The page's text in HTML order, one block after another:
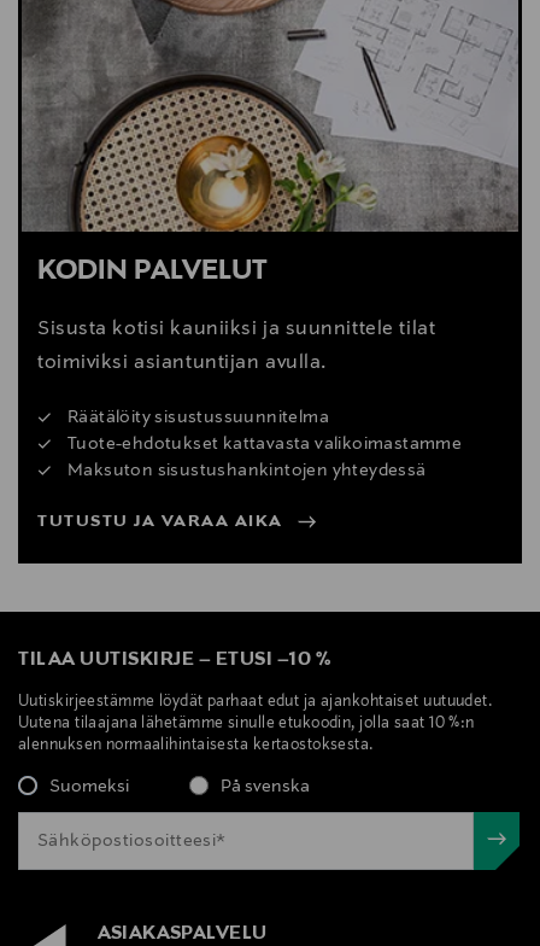
KODIN PALVELUT
Sisusta kotisi kauniiksi ja suunnittele tilat
toimiviksi asiantuntijan avulla.
Räätälöity sisustussuunnitelma
Tuote-ehdotukset kattavasta valikoimastamme
Maksuton sisustushankintojen yhteydessä
TUTUSTU JA VARAA AIKA
TILAA UUTISKIRJE – ETUSI –10 %
Uutiskirjeestämme löydät parhaat edut ja ajankohtaiset uutuudet.
Uutena tilaajana lähetämme sinulle etukoodin, jolla saat 10 %:n
alennuksen normaalihintaisesta kertaostoksesta.
Suomeksi På svenska
ASIAKASPALVELU